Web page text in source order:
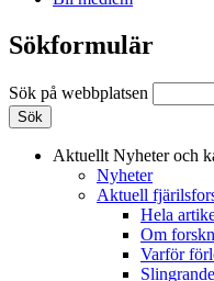
Sökformulär
Sök på webbplatsen
Aktuellt Nyheter och
Nyheter
Aktuell
Hela
Om
Varför